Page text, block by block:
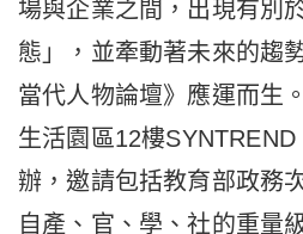
場與企業之間，出現有別
態」，並牽動著未來的趨
當代人物論壇》應運而生
生活園區12樓
辦，邀請包括教育部政務
自產、官、學、社的重量